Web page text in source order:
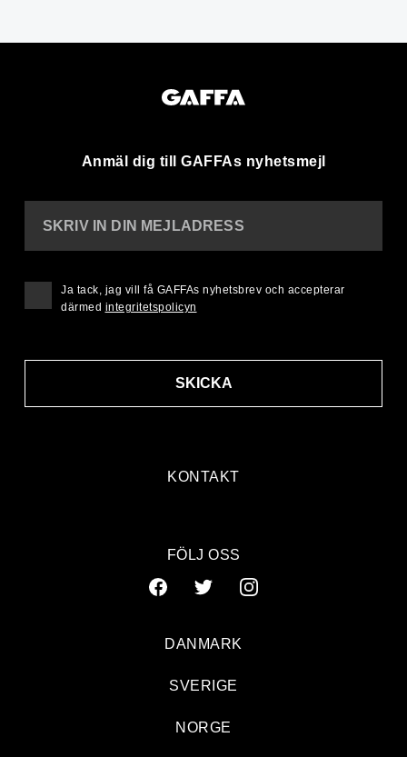
Anmäl dig till GAFFAs nyhetsmejl
KONTAKT
SKRIV IN DIN MEJLADRESS
SKICKA
Ja tack, jag vill få GAFFAs nyhetsbrev och accepterar
därmed integritetspolicyn
FÖLJ OSS
DANMARK
SVERIGE
NORGE